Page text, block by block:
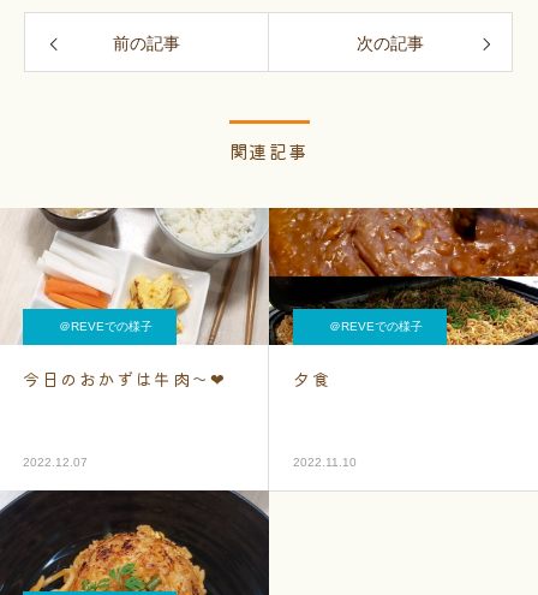
前の記事 次の記事
関連記事
＠REVEでの様子
今日のおかずは牛肉〜❤
2022.12.07
＠REVEでの様子
夕食
2022.11.10